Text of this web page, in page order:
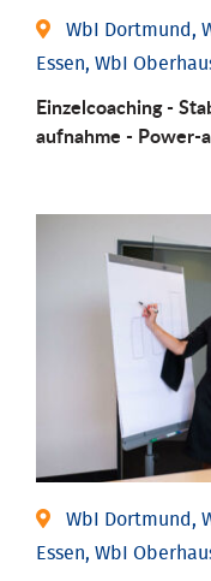
WbI Dortmund,
Essen, WbI
Einzel­coaching -
aufnahme - Power-
WbI Dortmund,
Essen, WbI